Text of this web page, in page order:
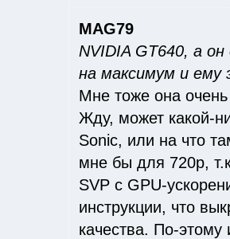
MAG79
NVIDIA GT640, а
на максимум и ему
Мне тоже она
Жду, может какой-
Sonic, или на что
мне бы для 720p,
SVP с GPU-
инструкции, что
качества. По-этому